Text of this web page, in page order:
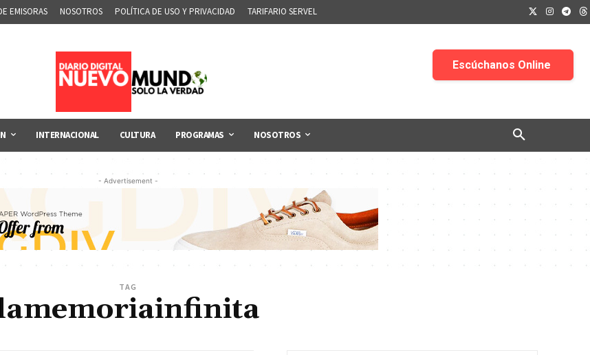
EMISORAS NOSOTROS POLÍTICA DE USO Y PRIVACIDAD TARIFARIO SERVEL
INTERNACIONAL CULTURA PROGRAMAS NOSOTROS
- Advertisement -
TAG